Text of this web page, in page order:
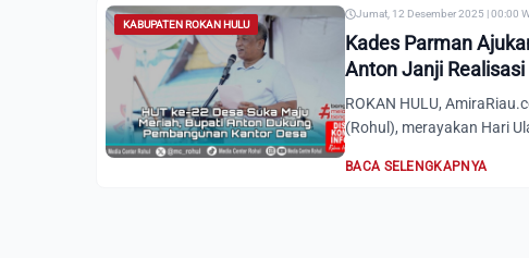
KABUPATEN ROKAN HULU
Jumat, 12 Desember 2025 | 00:00
Kades Parman
Anton Janji Realisasi
ROKAN HULU,
(Rohul), merayakan Hari
BACA SELENGKAPNYA